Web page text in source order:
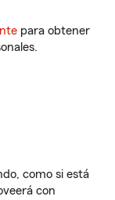
para obtener
como si está
con